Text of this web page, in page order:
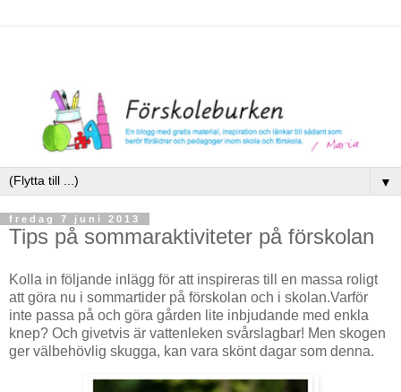
▼
fredag 7 juni 2013
Tips på sommaraktiviteter på förskolan
Kolla in följande inlägg för att inspireras till en massa roligt
att göra nu i sommartider på förskolan och i skolan.Varför
inte passa på och göra gården lite inbjudande med enkla
knep? Och givetvis är vattenleken svårslagbar! Men skogen
ger välbehövlig skugga, kan vara skönt dagar som denna.